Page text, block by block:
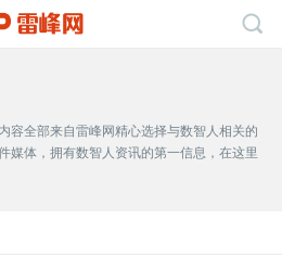
容全部来自雷峰网精心选择与数智人相关的
媒体，拥有数智人资讯的第一信息，在这里